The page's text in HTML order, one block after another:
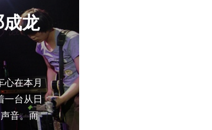
龙
心在本月
一台从日
音。而